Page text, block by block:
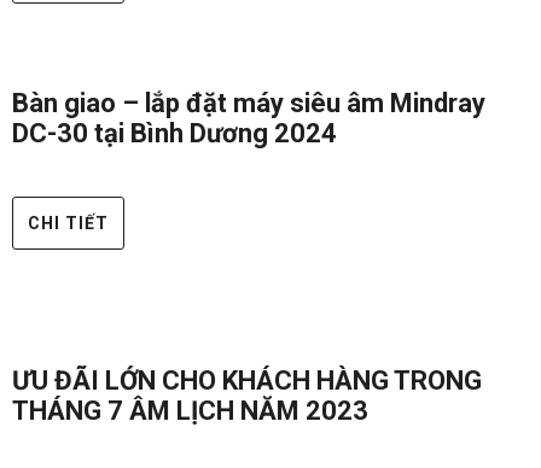
Bàn giao – lắp đặt máy siêu âm Mindray
DC-30 tại Bình Dương 2024
CHI TIẾT
ƯU ĐÃI LỚN CHO KHÁCH HÀNG TRONG
THÁNG 7 ÂM LỊCH NĂM 2023